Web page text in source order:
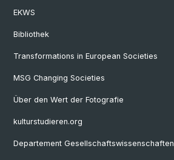
EKWS
Bibliothek
Transformations in European Societies
MSG Changing Societies
Über den Wert der Fotografie
kulturstudieren.org
Departement Gesellschaftswissenschaften